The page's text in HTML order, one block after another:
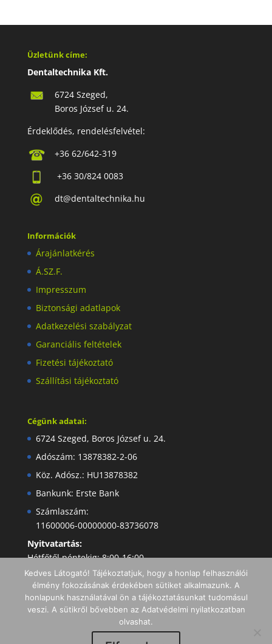
Üzletünk címe:
Dentaltechnika Kft.
6724 Szeged,
Boros József u. 24.
Érdeklődés, rendelésfelvétel:
+36 62/642-319
+36 30/824 0083
dt@dentaltechnika.hu
Információk
Árajánlatkérés
Á.SZ.F.
Impresszum
Biztonsági adatlapok
Adatkezelési szabályzat
Garanciális feltételek
Fizetési tájékoztató
Szállítási tájékoztató
Cégünk adatai:
6724 Szeged, Boros József u. 24.
Adószám: 13878382-2-06
Köz. Adósz.: HU13878382
Bankunk: Erste Bank
Számlaszám:
11600006-00000000-83736078
Nyitvatartás:
Hétfőtől péntekig: 8:00-16:00
Kedves Látogató! Tájékoztatjuk, hogy a honlap felhasználói
élmény fokozásának érdekében sütiket alkalmazunk. A
honlapunk használatával ön a tájékoztatásunkat tudomásul
veszi. A sütikről bővebben az Adatvédelmi nyilatkozatban
olvashat.